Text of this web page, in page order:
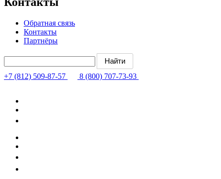
Обратная связь
Контакты
Партнёры
+7 (812) 509-87-57 8 (800) 707-73-93